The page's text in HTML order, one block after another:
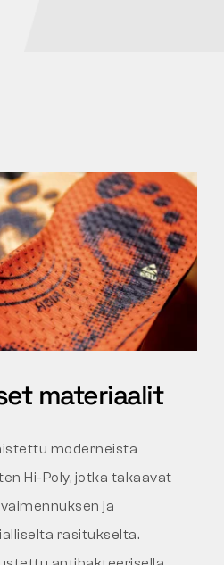
materiaalit
moderneista
Hi-Poly, jotka takaavat
ja
rasitukselta.